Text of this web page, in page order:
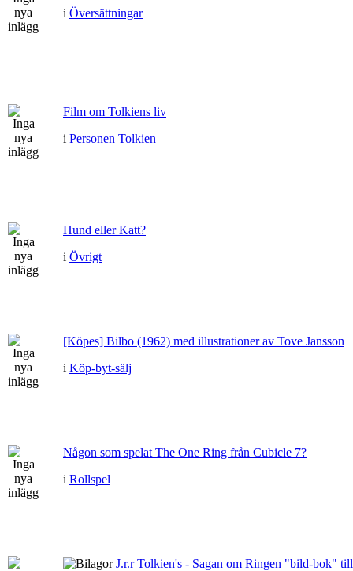
i Översättningar
Film om Tolkiens liv
i Personen Tolkien
Hund eller Katt?
i Övrigt
[Köpes] Bilbo (1962) med illustrationer av Tove Jansson
i Köp-byt-sälj
Någon som spelat The One Ring från Cubicle 7?
i Rollspel
J.r.r Tolkien's - Sagan om Ringen "bild-bok"